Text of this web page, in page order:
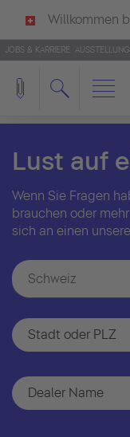
Willkommen
deutsch als Ihre
Français Italiano
JOBS & KARRIERE
Lust auf
Wenn Sie Fragen
brauchen oder
sich an einen
Schweiz